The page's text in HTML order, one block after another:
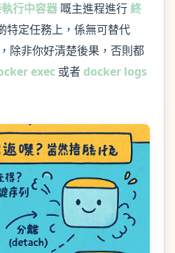
行中容器 嘅主進程進行終
特定任務上，係無可替代
除非你好清楚後果，否則都
exec 或者docker logs